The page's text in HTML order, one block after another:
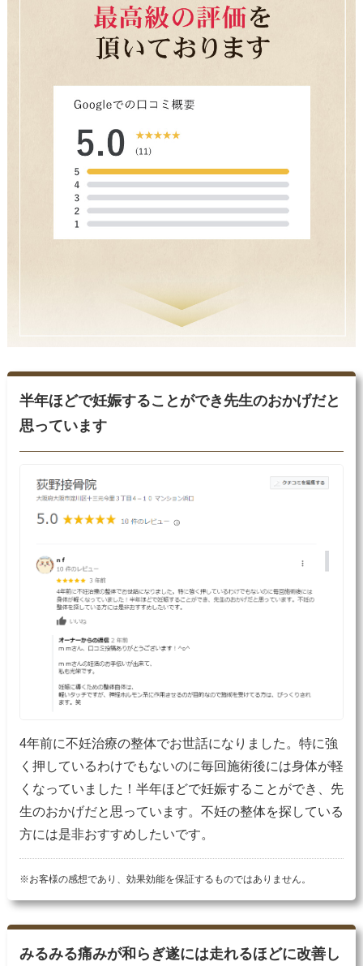
半年ほどで妊娠することができ先生のおかげだと
思っています
4年前に不妊治療の整体でお世話になりました。特に強
く押しているわけでもないのに毎回施術後には身体が軽
くなっていました！半年ほどで妊娠することができ、先
生のおかげだと思っています。不妊の整体を探している
方には是非おすすめしたいです。
※お客様の感想であり、効果効能を保証するものではありません。
みるみる痛みが和らぎ遂には走れるほどに改善し